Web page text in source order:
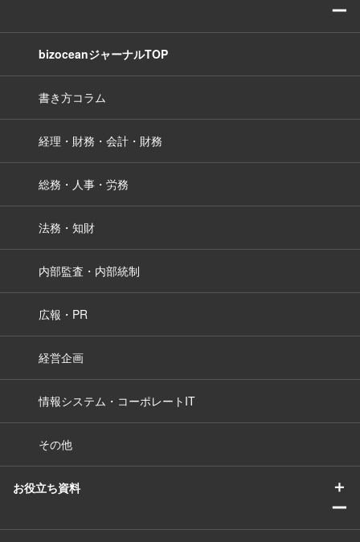
ー
bizoceanジャーナルTOP
書き方コラム
経理・財務・会計・財務
総務・人事・労務
法務・知財
内部監査・内部統制
広報・PR
経営企画
情報システム・コーポレートIT
その他
お役立ち資料
＋
ー